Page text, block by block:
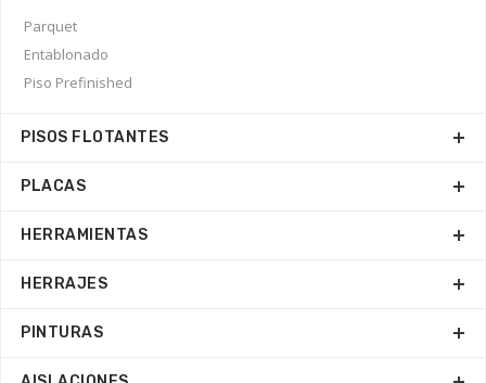
Parquet
Entablonado
Piso Prefinished
PISOS FLOTANTES
PLACAS
HERRAMIENTAS
HERRAJES
PINTURAS